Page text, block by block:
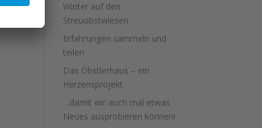
Winter auf den
Streuobstwiesen
Erfahrungen sammeln und
teilen
Das Öbstlerhaus – ein
Herzensprojekt
…damit wir auch mal etwas
Neues ausprobieren können!